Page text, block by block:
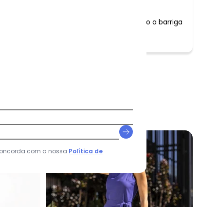
bem embalado. Ele disfarça um pouco a barriga
-48%
com a nossa Política de